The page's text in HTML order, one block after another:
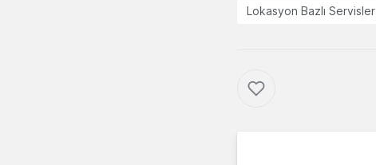
Lokasyon Bazlı Servisler